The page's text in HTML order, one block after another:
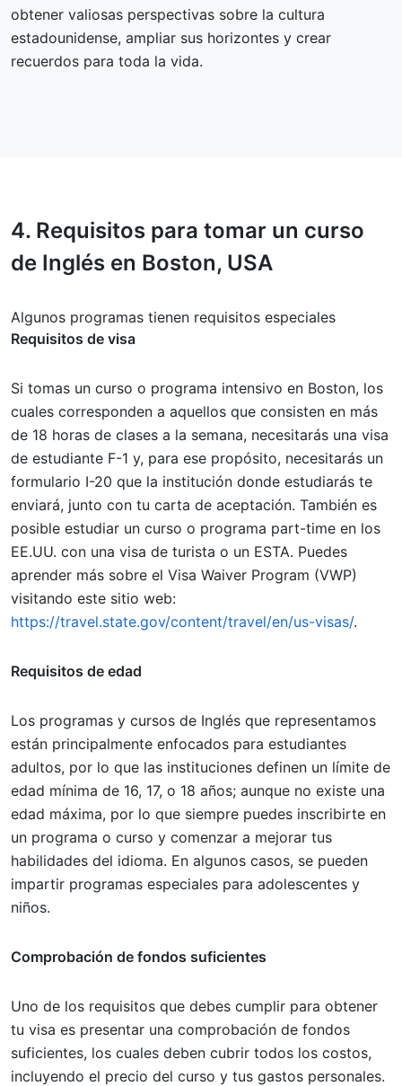
obtener valiosas perspectivas sobre la cultura
estadounidense, ampliar sus horizontes y crear
recuerdos para toda la vida.
4. Requisitos para tomar un curso
de Inglés en Boston, USA
Algunos programas tienen requisitos especiales
Requisitos de visa
Si tomas un curso o programa intensivo en Boston, los
cuales corresponden a aquellos que consisten en más
de 18 horas de clases a la semana, necesitarás una visa
de estudiante F-1 y, para ese propósito, necesitarás un
formulario I-20 que la institución donde estudiarás te
enviará, junto con tu carta de aceptación. También es
posible estudiar un curso o programa part-time en los
EE.UU. con una visa de turista o un ESTA. Puedes
aprender más sobre el Visa Waiver Program (VWP)
visitando este sitio web:
https://travel.state.gov/content/travel/en/us-visas/.
Requisitos de edad
Los programas y cursos de Inglés que representamos
están principalmente enfocados para estudiantes
adultos, por lo que las instituciones definen un límite de
edad mínima de 16, 17, o 18 años; aunque no existe una
edad máxima, por lo que siempre puedes inscribirte en
un programa o curso y comenzar a mejorar tus
habilidades del idioma. En algunos casos, se pueden
impartir programas especiales para adolescentes y
niños.
Comprobación de fondos suficientes
Uno de los requisitos que debes cumplir para obtener
tu visa es presentar una comprobación de fondos
suficientes, los cuales deben cubrir todos los costos,
incluyendo el precio del curso y tus gastos personales.